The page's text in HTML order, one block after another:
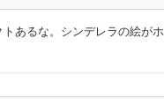
あるな。シンデレラの絵が